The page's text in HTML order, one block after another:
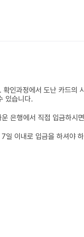
인과정에서 도난 카드의
있습니다.
은행에서 직접 입금하시
일 이내로 입금을 하셔야